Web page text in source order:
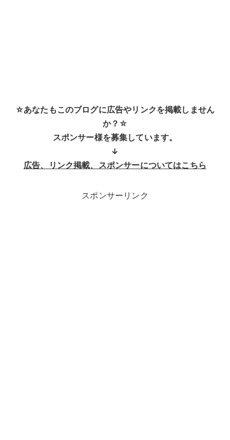
☆あなたもこのブログに広告やリンクを掲載しません
か？☆
スポンサー様を募集しています。
↓
広告、リンク掲載、スポンサーについてはこちら
スポンサーリンク